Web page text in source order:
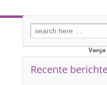
Zoek
naar:
Recente
Centrum voor